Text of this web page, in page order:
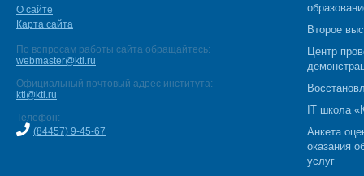
О сайте
Карта сайта
По вопросам работы сайта обращайтесь:
webmaster@kti.ru
Официальный почтовый адрес института:
kti@kti.ru
Телефон:
(84457) 9-45-67
Второе
Центр
IT школа
Анкета
оказания
услуг